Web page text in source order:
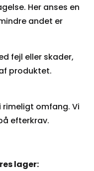
Her anses en
andet er
fejl eller skader,
produktet.
omfang. Vi
efterkrav.
lager: